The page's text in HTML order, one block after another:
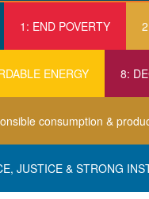
1: END POVERTY
ENERGY 8:
consumption &
JUSTICE & STRONG